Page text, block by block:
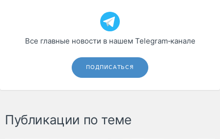
Все главные новости в нашем Telegram‑канале
ПОДПИСАТЬСЯ
Публикации по теме